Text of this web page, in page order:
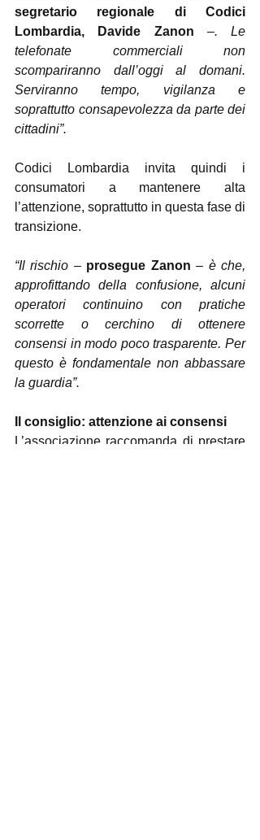
segretario regionale di Codici
Lombardia, Davide Zanon –. Le
telefonate commerciali non
scompariranno dall’oggi al domani.
Serviranno tempo, vigilanza e
soprattutto consapevolezza da parte dei
cittadini”.
Codici Lombardia invita quindi i
consumatori a mantenere alta
l’attenzione, soprattutto in questa fase di
transizione.
“Il rischio – prosegue Zanon – è che,
approfittando della confusione, alcuni
operatori continuino con pratiche
scorrette o cerchino di ottenere
consensi in modo poco trasparente. Per
questo è fondamentale non abbassare
la guardia”.
Il consiglio: attenzione ai consensi
L’associazione raccomanda di prestare